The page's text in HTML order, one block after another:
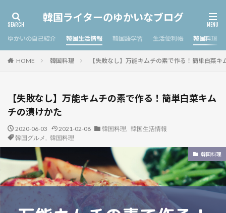
韓国ライターのゆかいなブログ
ゆかいの自己紹介 韓国生活情報 韓国語学習 生活便利帳 韓国料理
HOME 韓国料理 【失敗なし】万能キムチの素で作る！簡単白菜キ
【失敗なし】万能キムチの素で作る！簡単白菜キム
チの漬けかた
2020-06-03 2021-02-08 韓国料理
韓国生活情報
韓国グルメ
韓国料理
韓国料理